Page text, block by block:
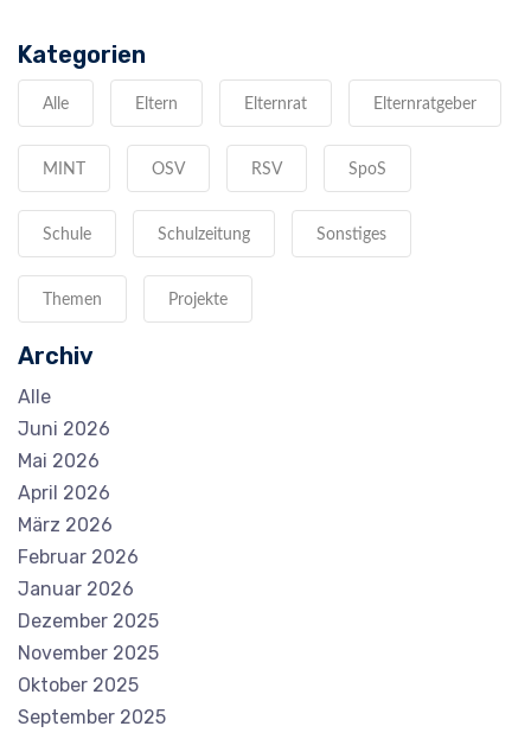
Kategorien
Alle Eltern Elternrat Elternratgeber
MINT OSV RSV SpoS
Schule Schulzeitung Sonstiges
Themen Projekte
Archiv
Alle
Juni 2026
Mai 2026
April 2026
März 2026
Februar 2026
Januar 2026
Dezember 2025
November 2025
Oktober 2025
September 2025